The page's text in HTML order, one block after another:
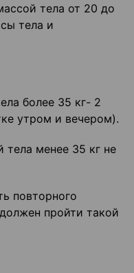
тела от 20 до
тела и
более 35 кг- 2
утром и вечером).
менее 35 кг не
повторного
пройти такой